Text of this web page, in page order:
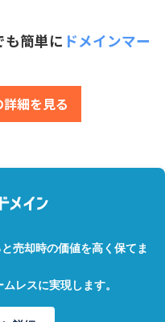
簡単に ドメインマー
細を見る
売却時の価値を高く保てま
レスに実現します。